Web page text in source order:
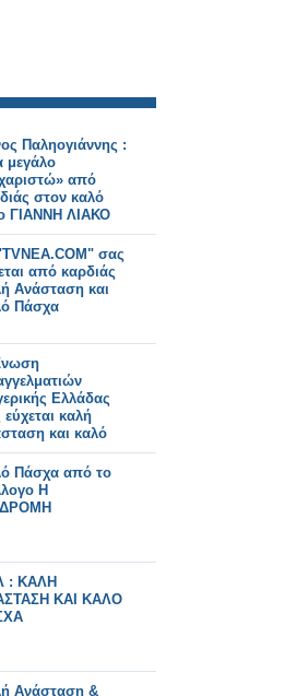
Παληογιάννης :
μεγάλο
από
στον καλό
ΓΙΑΝΝΗ ΛΙΑΚΟ
σας
από καρδιάς
Ανάσταση και
Πάσχα
Ελλάδας
καλή
και καλό
Πάσχα από το
Η
: ΚΑΛΗ
ΚΑΙ ΚΑΛΟ
Ανάσταση &